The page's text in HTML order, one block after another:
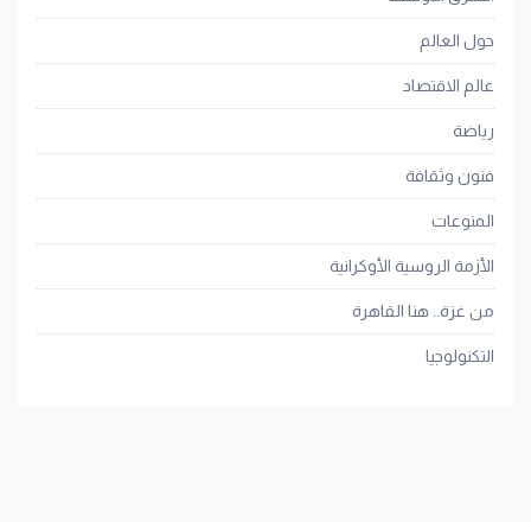
حول العالم
عالم الاقتصاد
رياضة
فنون وثقافة
المنوعات
الأزمة الروسية الأوكرانية
من غزة.. هنا القاهرة
التكنولوجيا